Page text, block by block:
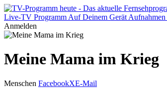
Live-TV Programm Auf Deinem Gerät Aufnahmen
Anmelden
Meine Mama im Krieg
Menschen FacebookXE-Mail